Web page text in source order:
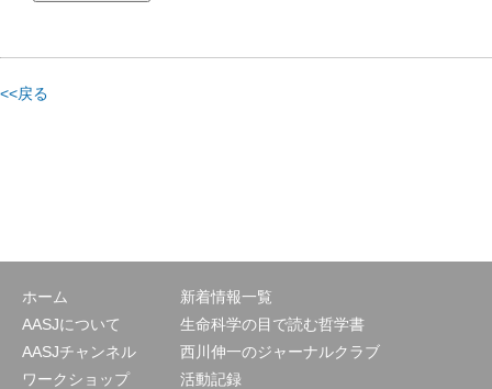
<<戻る
ホーム
AASJについて
AASJチャンネル
ワークショップ
新着情報一覧
生命科学の目で読む哲学書
西川伸一のジャーナルクラブ
活動記録